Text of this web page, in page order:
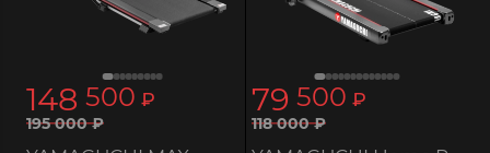
148 500 ₽
195 000₽
79 500 ₽
118 000₽